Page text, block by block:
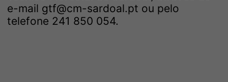
e-mail gtf@cm-sardoal.pt ou pelo
telefone 241 850 054.